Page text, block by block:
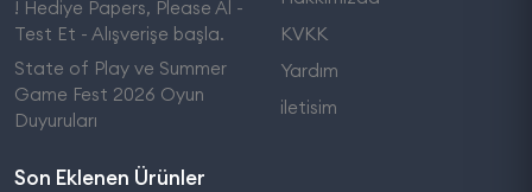
! Hediye Papers, Please Al -
Test Et - Alışverişe başla.
State of Play ve Summer
Game Fest 2026 Oyun
Duyuruları
KVKK
Yardım
iletisim
Son Eklenen Ürünler